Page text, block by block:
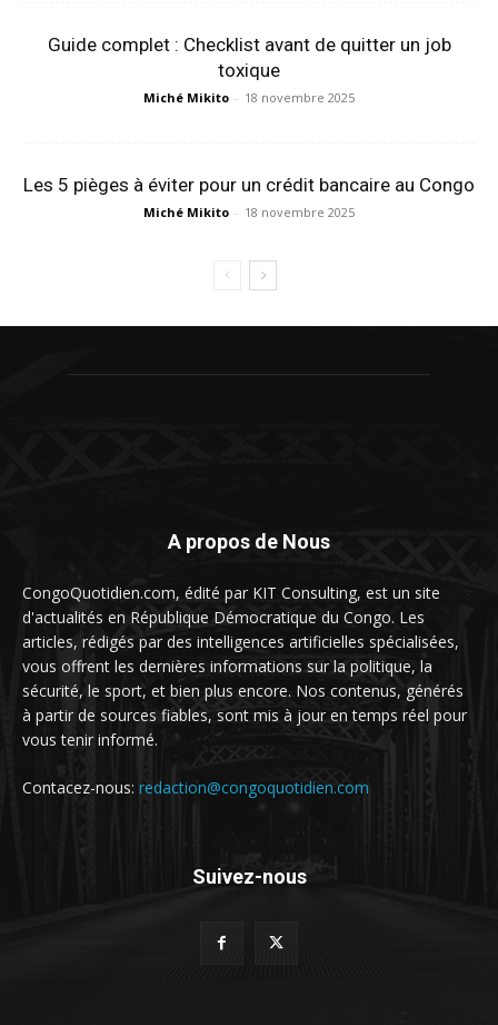
Guide complet : Checklist avant de quitter un job
toxique
Miché Mikito - 18 novembre 2025
Les 5 pièges à éviter pour un crédit bancaire au Congo
Miché Mikito - 18 novembre 2025
A propos de Nous
CongoQuotidien.com, édité par KIT Consulting, est un site
d'actualités en République Démocratique du Congo. Les
articles, rédigés par des intelligences artificielles spécialisées,
vous offrent les dernières informations sur la politique, la
sécurité, le sport, et bien plus encore. Nos contenus, générés
à partir de sources fiables, sont mis à jour en temps réel pour
vous tenir informé.
Contacez-nous: redaction@congoquotidien.com
Suivez-nous